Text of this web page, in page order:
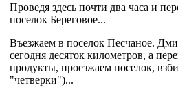
Проведя здесь почти два часа и
поселок Береговое...
Въезжаем в поселок Песчаное.
сегодня десяток километров, а
продукты, проезжаем поселок,
"четверки")...